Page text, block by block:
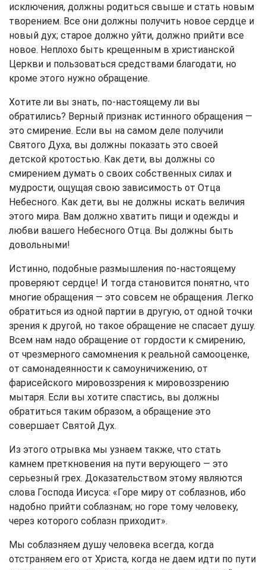
исключения, должны родиться свыше и стать новым
творением. Все они должны получить новое сердце и
новый дух; старое должно уйти, должно прийти все
новое. Неплохо быть крещенным в христианской
Церкви и пользоваться средствами благодати, но
кроме этого нужно обращение.
Хотите ли вы знать, по-настоящему ли вы
обратились? Верный признак истинного обращения —
это смирение. Если вы на самом деле получили
Святого Духа, вы должны показать это своей
детской кротостью. Как дети, вы должны со
смирением думать о своих собственных силах и
мудрости, ощущая свою зависимость от Отца
Небесного. Как дети, вы не должны искать величия
этого мира. Вам должно хватить пищи и одежды и
любви вашего Небесного Отца. Вы должны быть
довольными!
Истинно, подобные размышления по-настоящему
проверяют сердце! И тогда становится понятно, что
многие обращения — это совсем не обращения. Легко
обратиться из одной партии в другую, от одной точки
зрения к другой, но такое обращение не спасает душу.
Всем нам надо обращение от гордости к смирению,
от чрезмерного самомнения к реальной самооценке,
от самонадеянности к самоуничижению, от
фарисейского мировоззрения к мировоззрению
мытаря. Если вы хотите спастись, вы должны
обратиться таким образом, а обращение это
совершает Святой Дух.
Из этого отрывка мы узнаем также, что стать
камнем преткновения на пути верующего — это
серьезный грех. Доказательством этому являются
слова Господа Иисуса: «Горе миру от соблазнов, ибо
надобно прийти соблазнам; но горе тому человеку,
через которого соблазн приходит».
Мы соблазняем душу человека всегда, когда
отстраняем его от Христа, когда не даем идти по пути